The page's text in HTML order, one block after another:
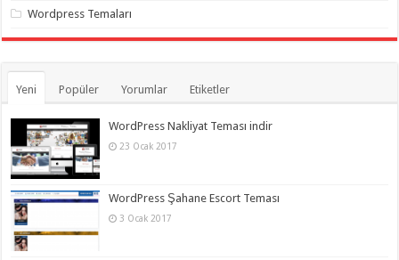
Wordpress Temaları
Yeni Popüler Yorumlar Etiketler
WordPress Nakliyat Teması indir
23 Ocak 2017
WordPress Şahane Escort Teması
3 Ocak 2017